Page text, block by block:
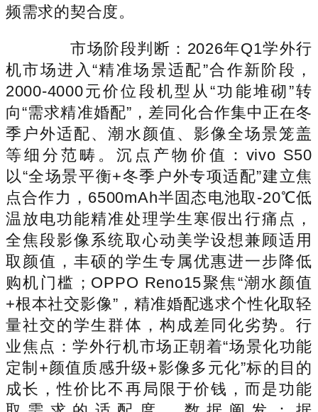
频需求的契合度。
市场阶段判断：2026年Q1学外行
机市场进入“精准场景适配”合作新阶段，
2000-4000元价位段机型从“功能堆砌”转
向“需求精准婚配”，差同化合作集中正在冬
季户外适配、潮水颜值、影像全场景笼盖
等细分范畴。沉点产物价值：vivo S50
以“全场景平衡+冬季户外专项适配”建立焦
点合作力，6500mAh半固态电池取-20℃低
温放电功能精准处理学生寒假出行痛点，
全焦段影像系统取心动美学设想兼顾适用
取颜值，丰硕的学生专属优惠进一步降低
购机门槛；OPPO Reno15聚焦“潮水颜值
+根本社交影像”，精准婚配逃求个性化取轻
量社交的学生群体，构成差同化劣势。行
业焦点：学外行机市场正朝着“场景化功能
定制+颜值质感升级+影像多元化”标的目的
成长，性价比不再局限于价钱，而是功能